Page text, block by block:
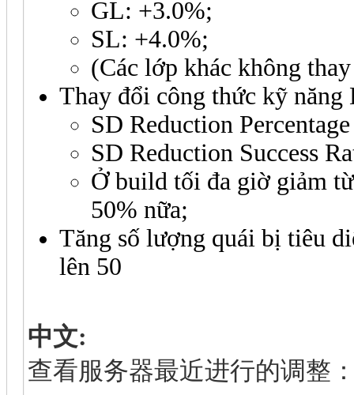
GL: +3.0%;
SL: +4.0%;
(Các lớp khác không
Thay đổi công thức kỹ năng
SD Reduction
SD Reduction Success
Ở build tối đa giờ giảm
50% nữa;
Tăng số lượng quái bị tiêu
lên 50
中文:
查看服务器最近进行的调整